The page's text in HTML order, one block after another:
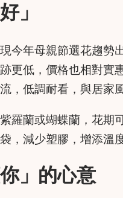
」
今年母親節選花趨勢
更低，價格也相對實
，低調耐看，與居家
羅蘭或蝴蝶蘭，花期
，減少塑膠，增添溫度
」的心意